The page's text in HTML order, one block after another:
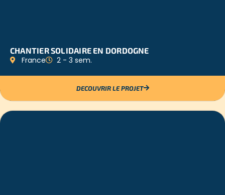
CHANTIER SOLIDAIRE EN DORDOGNE
France 2 - 3 sem.
DECOUVRIR LE PROJET